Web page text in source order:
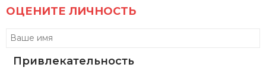
ОЦЕНИТЕ ЛИЧНОСТЬ
Привлекательность